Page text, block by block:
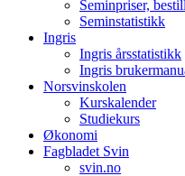
Seminpriser,
Seminstatistikk
Ingris
Ingris årsstatistikk
Ingris
Norsvinskolen
Kurskalender
Studiekurs
Økonomi
Fagbladet Svin
svin.no